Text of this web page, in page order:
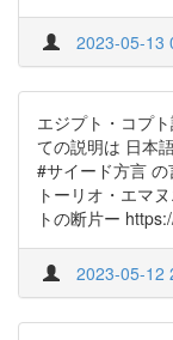
2023-05-13
エジプト・コプ
ての説明は 日本
#サイード方言
トーリオ・エマ
トの断片ー
2023-05-12